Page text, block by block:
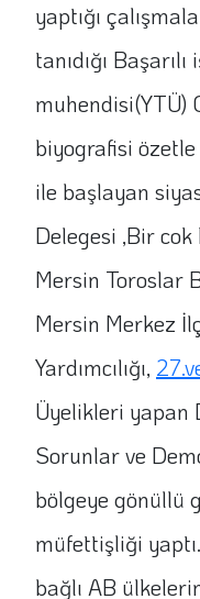
yaptığı
tanıdığı
muhendisi(YTÜ)
biyografisi
ile başlayan
Delegesi ,Bir
Mersin Toroslar
Mersin Merkez
Yardımcılığı,
Üyelikleri yapan
Sorunlar ve
bölgeye gönüllü
müfettişliği
bağlı AB